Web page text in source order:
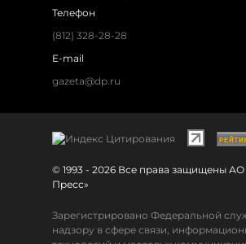
Телефон
(812) 328-28-28
E-mail
gazeta@dp.ru
© 1993 - 2026 Все права защищены
Пресс»
Зарегистрировано Федеральной
надзору в сфере связи,